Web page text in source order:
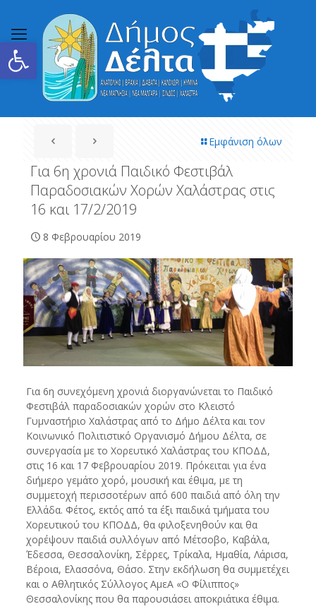
Ανοίξτε τη γραμμή εργαλείων
Εμφάνιση όλων
Για 6η χρονιά Παιδικό Φεστιβάλ
Παραδοσιακών Χορών Χαλάστρας στις
16 και 17/2/2019
8 Φεβρουαρίου 2019
Για 6η συνεχόμενη χρονιά διοργανώνεται το Παιδικό
Φεστιβάλ παραδοσιακών χορών στο Κλειστό
Γυμναστήριο Χαλάστρας από το Δήμο Δέλτα και τον
Κοινωνικό Πολιτιστικό Οργανισμό Δήμου Δέλτα, σε
συνεργασία με το Χορευτικό Χαλάστρας του ΚΠΟΔΔ,
στις 16 και 17 Φεβρουαρίου 2019. Πρόκειται για ένα
διήμερο γεμάτο χορό, μουσική και έθιμα, με τη
συμμετοχή περισσοτέρων από 600 παιδιά από όλη την
Ελλάδα. Φέτος, εκτός από τα έξι παιδικά τμήματα του
Χορευτικού του ΚΠΟΔΔ, θα φιλοξενηθούν και θα
χορέψουν παιδιά συλλόγων από Μέτσοβο, Καβάλα,
Έδεσσα, Θεσσαλονίκη, Σέρρες, Τρίκαλα, Ημαθία, Λάρισα,
Βέροια, Ελασσόνα, Θάσο. Στην εκδήλωση θα συμμετέχει
και ο Αθλητικός Σύλλογος ΑμεΑ «Ο Φίλιππος»
Θεσσαλονίκης που θα παρουσιάσει αποκριάτικα έθιμα.